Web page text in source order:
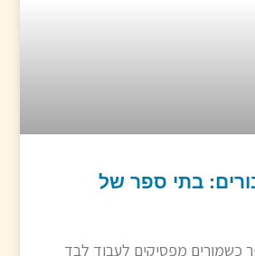
בתי ספר של
כשמורים מפסיקים לעבוד לבד